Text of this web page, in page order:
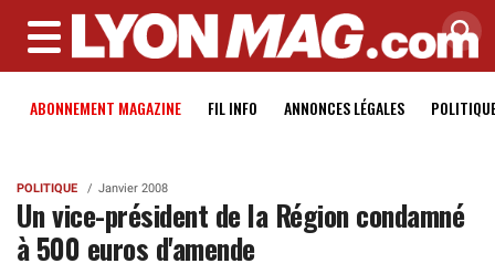
MENU
ABONNEMENT MAGAZINE FIL INFO ANNONCES LÉGALES
POLITIQUE Janvier 2008
Un vice-président de la Région condamné
à 500 euros d'amende